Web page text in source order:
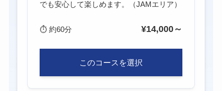
でも安心して楽しめます。（JAMエリア）
⏱約60分 ¥14,000～
このコースを選択